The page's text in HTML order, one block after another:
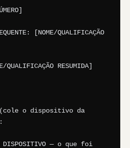
[NOME/QUALIFICAÇÃO
RESUMIDA]
(cole o dispositivo da
O DISPOSITIVO — o que foi